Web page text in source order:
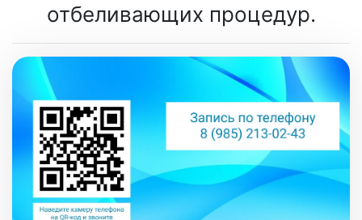
отбеливающих процедур.